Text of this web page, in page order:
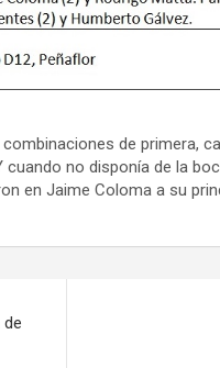
de primera,
no disponía de la
en Jaime Coloma a su
de